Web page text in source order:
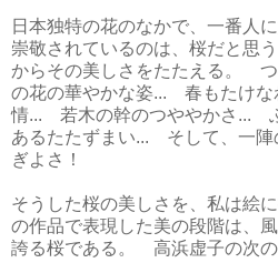
日本独特の花のなかで、一番人
崇敬されているのは、桜だと思
からその美しさをたたえる。
の花の華やかな姿... 春もたけな
情... 若木の幹のつややかさ...
あるたたずまい... そして、一陣
ぎよさ！
そうした桜の美しさを、私は絵
の作品で表現した美の段階は、
誇る桜である。 高浜虚子の次の